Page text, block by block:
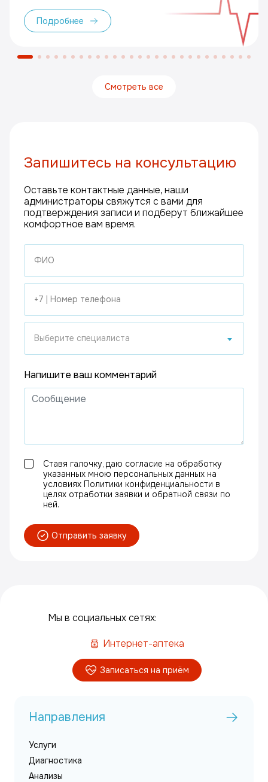
Подробнее
Смотреть все
Запишитесь на консультацию
Оставьте контактные данные, наши
администраторы свяжутся с вами для
подтверждения записи и подберут ближайшее
комфортное вам время.
Выберите специалиста
Напишите ваш комментарий
Ставя галочку, даю согласие на обработку
указанных мною персональных данных на
условиях Политики конфиденциальности в
целях отработки заявки и обратной связи по
ней.
Отправить заявку
Мы в социальных сетях:
Интернет-аптека
Записаться на приём
Направления
Услуги
Диагностика
Анализы